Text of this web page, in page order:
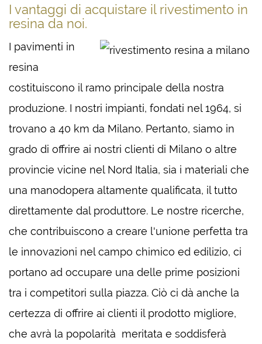
I vantaggi di acquistare il rivestimento in
resina da noi.
I pavimenti in
resina
costituiscono il ramo principale della nostra
produzione. I nostri impianti, fondati nel 1964, si
trovano a 40 km da Milano. Pertanto, siamo in
grado di offrire ai nostri clienti di Milano o altre
provincie vicine nel Nord Italia, sia i materiali che
una manodopera altamente qualificata, il tutto
direttamente dal produttore. Le nostre ricerche,
che contribuiscono a creare l'unione perfetta tra
le innovazioni nel campo chimico ed edilizio, ci
portano ad occupare una delle prime posizioni
tra i competitori sulla piazza. Ciò ci dà anche la
certezza di offrire ai clienti il ​​prodotto migliore,
che avrà la popolarità meritata e soddisferà